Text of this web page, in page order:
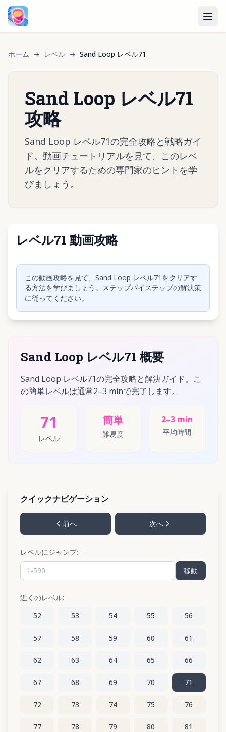
ホーム → レベル → Sand Loop レベル71
Sand Loop レベル71
攻略
Sand Loop レベル71の完全攻略と戦略ガイ
ド。動画チュートリアルを見て、このレベ
ルをクリアするための専門家のヒントを学
びましょう。
レベル71 動画攻略
クリックして動画を再生
この動画攻略を見て、Sand Loop レベル71をクリアす
る方法を学びましょう。ステップバイステップの解決策
に従ってください。
Sand Loop レベル71 概要
Sand Loop レベル71の完全攻略と解決ガイド。こ
の簡単レベルは通常2–3 minで完了します。
71
レベル
簡単
難易度
2–3 min
平均時間
クイックナビゲーション
前へ 次へ
レベルにジャンプ:
移動
近くのレベル:
52
53 54 55 56
57 58 59 60 61
62 63 64 65 66
67 68 69 70 71
72 73 74 75 76
77 78 79 80 81